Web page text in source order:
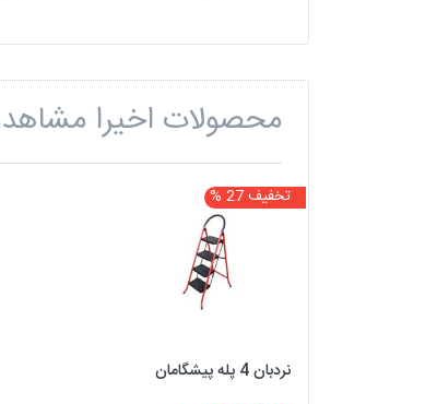
محصولات اخیرا
تخفیف 27 %
نردبان 4 پله پیشگامان